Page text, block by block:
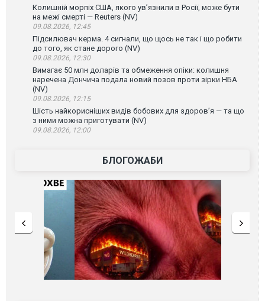
Колишній морпіх США, якого ув’язнили в Росії, може бути
на межі смерті — Reuters (NV)
09.08.2026, 12:45
Підсилювач керма. 4 сигнали, що щось не так і що робити
до того, як стане дорого (NV)
09.08.2026, 12:30
Вимагає 50 млн доларів та обмеження опіки: колишня
наречена Дончича подала новий позов проти зірки НБА
(NV)
09.08.2026, 12:15
Шість найкорисніших видів бобових для здоров’я — та що
з ними можна приготувати (NV)
09.08.2026, 12:00
БЛОГОЖАБИ